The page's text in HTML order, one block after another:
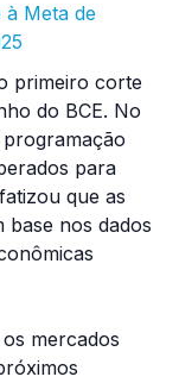
à Meta de
primeiro corte
do BCE. No
para
que as
base nos dados
mercados